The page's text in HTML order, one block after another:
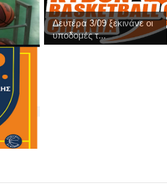
Δευτέρα 3/09 ξεκινάνε οι
υποδομές τ...